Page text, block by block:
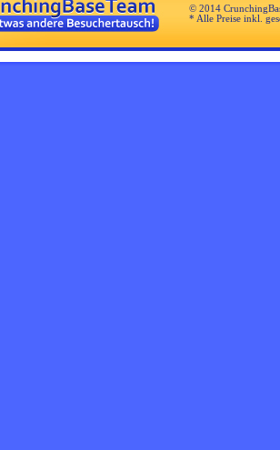
© 2014
* Alle Preise inkl.